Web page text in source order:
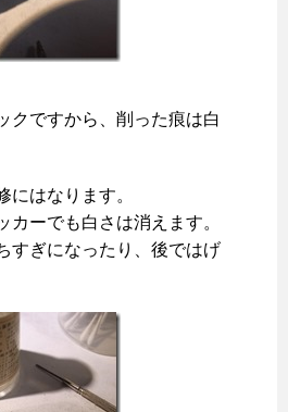
クですから、削った痕は白
にはなります。
カーでも白さは消えます。
すぎになったり、後ではげ